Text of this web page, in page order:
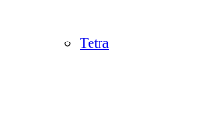
Tetra